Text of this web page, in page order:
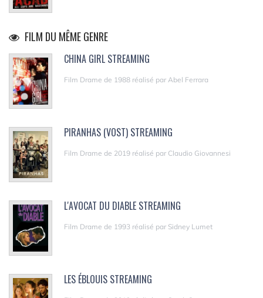
FILM DU MÊME GENRE
CHINA GIRL STREAMING
Film Drame de 1988 réalisé par Abel Ferrara
PIRANHAS (VOST) STREAMING
Film Drame de 2019 réalisé par Claudio Giovannesi
L'AVOCAT DU DIABLE STREAMING
Film Drame de 1993 réalisé par Sidney Lumet
LES ÉBLOUIS STREAMING